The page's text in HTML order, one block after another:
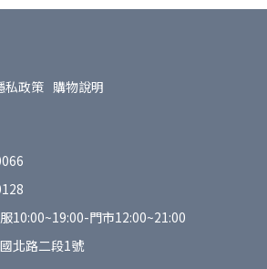
私政策 購物說明
10:00~19:00-門市12:00~21:00
北路二段1號